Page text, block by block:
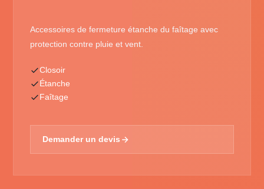
Accessoires de fermeture étanche du faîtage avec
protection contre pluie et vent.
Closoir
Étanche
Faîtage
Demander un devis